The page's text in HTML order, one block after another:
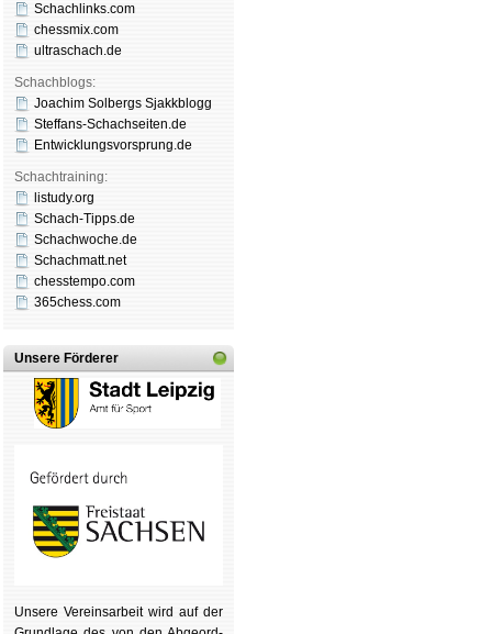
Schachlinks.com
chessmix.com
ultraschach.de
Schachblogs:
Joachim Solbergs Sjakkblogg
Steffans-Schachseiten.de
Entwicklungsvorsprung.de
Schachtraining:
listudy.org
Schach-Tipps.de
Schachwoche.de
Schachmatt.net
chesstempo.com
365chess.com
Unsere Förderer
Unsere Ver­eins­ar­beit wird auf der